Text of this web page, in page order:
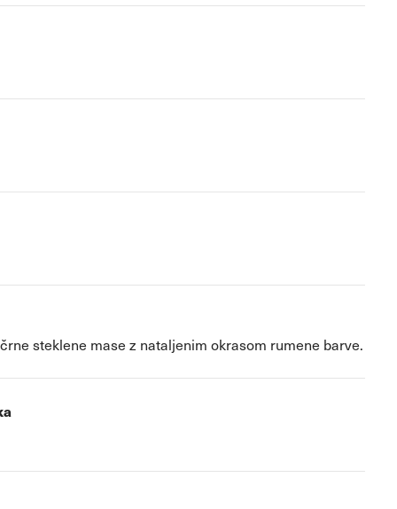
steklene mase z nataljenim okrasom rumene barve.